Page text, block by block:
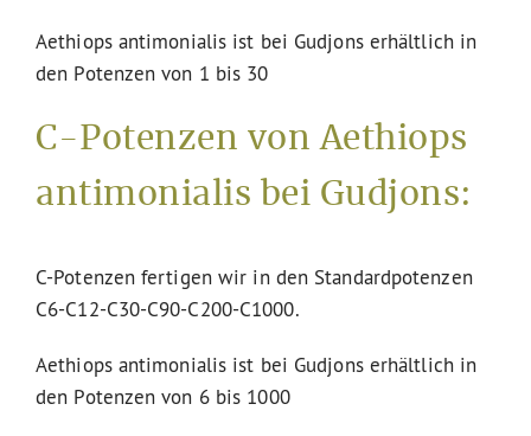
Aethiops antimonialis ist bei Gudjons erhältlich in
den Potenzen von 1 bis 30
C-Potenzen von Aethiops
antimonialis bei Gudjons:
C-Potenzen fertigen wir in den Standardpotenzen
C6-C12-C30-C90-C200-C1000.
Aethiops antimonialis ist bei Gudjons erhältlich in
den Potenzen von 6 bis 1000